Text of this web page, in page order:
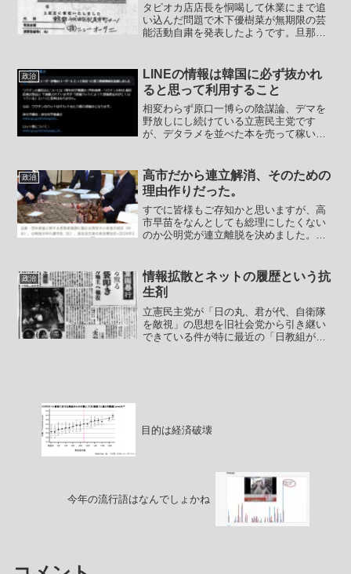
タピオカ店店長を恫喝して休業にまで追
い込んだ問題で木下優樹菜が無期限の芸
能活動自粛を発表したようです。旦那は
下優樹菜の姉がバイトで入ったタピオカ
店だったが木下の姉がまる...
政治
LINEの情報は韓国に必ず抜かれ
ると思って利用すること
相変わらず原口一博らの陰謀論、デマを
野放しにし続けている立憲民主党です
が、デタラメを並べた本を売って稼いで
です。川田龍平のデマポストを取り上げ
ます。――いのちを守る参...
政治
高市だから連立解消、そのための
理由作りだった。
すでに皆様もご存知かと思いますが、高
市早苗をなんとしても総理にしたくない
のか公明党が連立離脱を決めました。ま
オールドメディアによる理不尽な自民攻
撃に巻き込まれた事もし...
政治
情報拡散とネットの履歴という抗
生剤
立憲民主党が「日の丸、君が代、自衛隊
を敵視」の思想を旧社会党から引き継い
できている件が特に最近の「日教組が党
目的は経済破壊
今年の流行語はなんでしょかね